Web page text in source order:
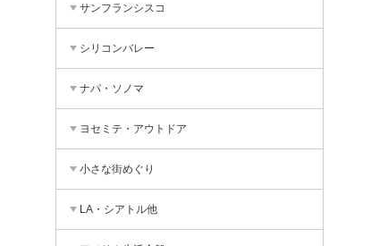
サンフランシスコ
シリコンバレー
ナパ・ソノマ
ヨセミテ・アウトドア
小さな街めぐり
LA・シアトル他